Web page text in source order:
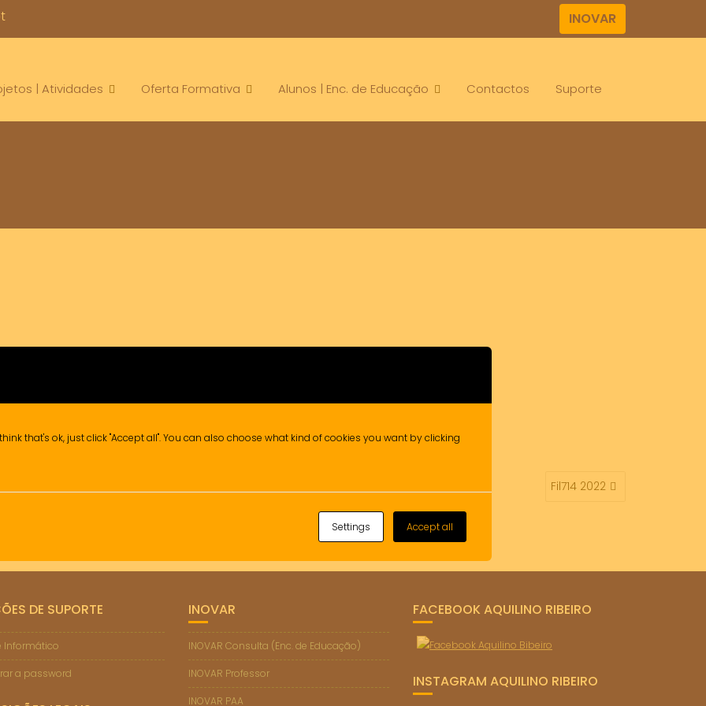
INOVAR
| Atividades Oferta Formativa Alunos | Enc. de Educação Contactos Suporte
Fil714 2022
DE SUPORTE
Informático
a password
INOVAR
INOVAR Consulta (Enc. de Educação)
INOVAR Professor
INOVAR PAA
FACEBOOK AQUILINO RIBEIRO
INSTAGRAM AQUILINO RIBEIRO
that's ok, just click "Accept all". You can also choose what kind of cookies you want by clicking
Settings Accept all